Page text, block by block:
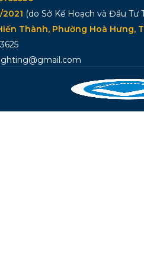
2021 (do Sở Kế Hoạch và Đầu Tư
Thành, Phường Hoà Hưng,